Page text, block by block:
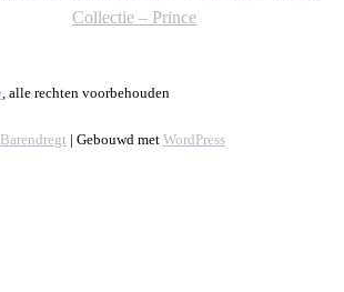
Collectie – Prince
, alle rechten voorbehouden
| Gebouwd met WordPress